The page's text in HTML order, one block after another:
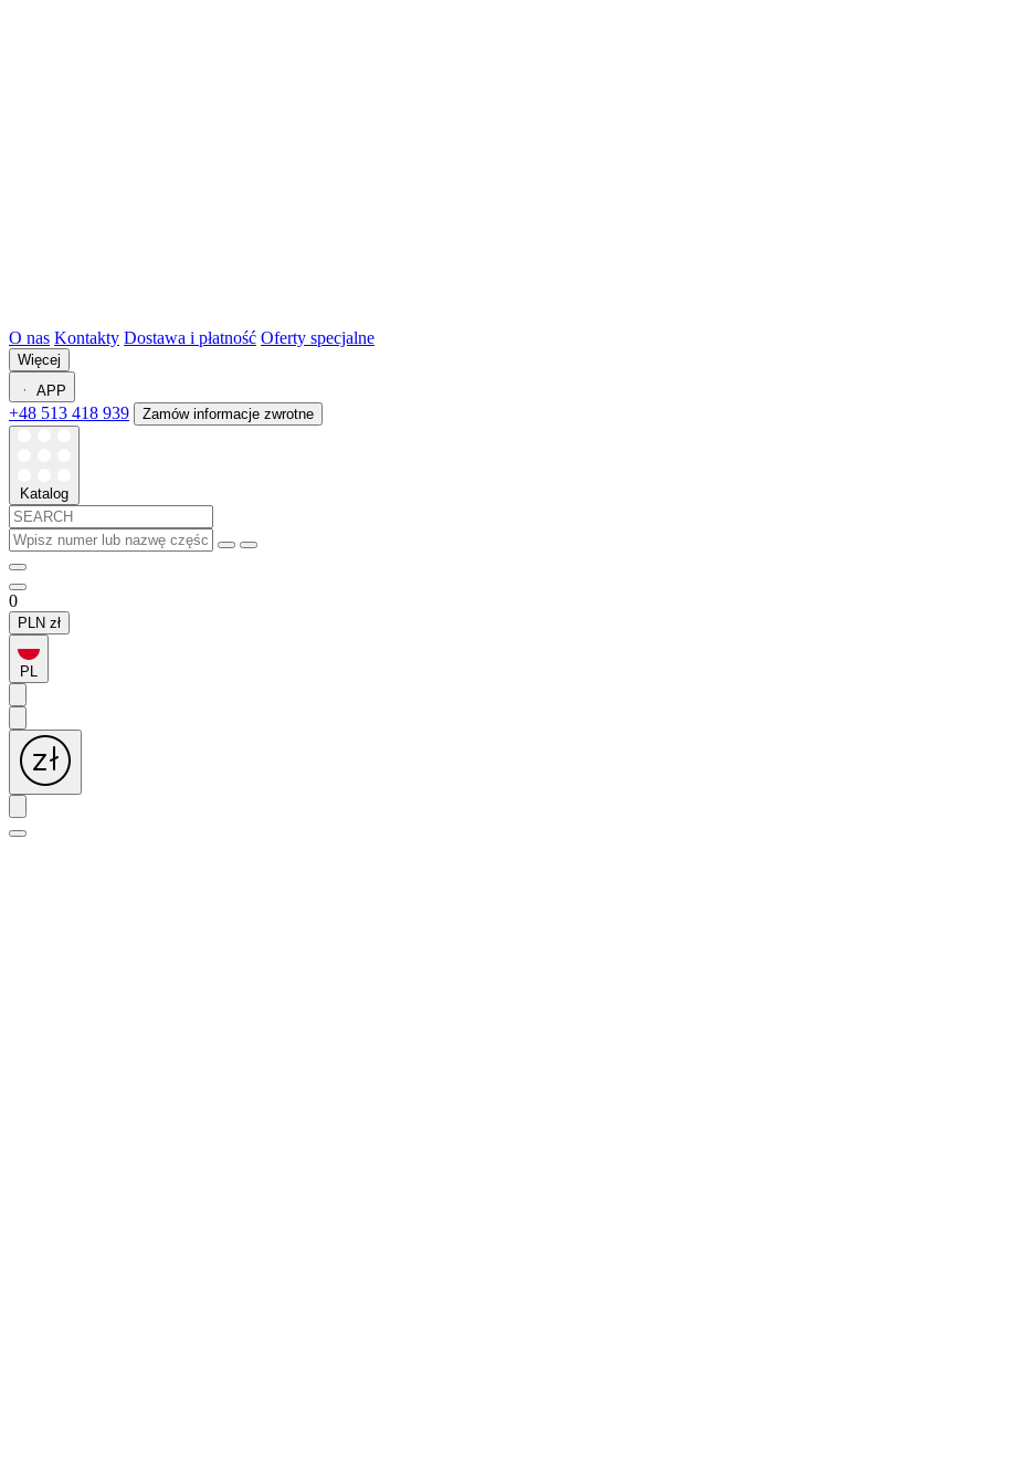
O nas Kontakty Dostawa i płatność Oferty specjalne
Więcej
APP
+48 513 418 939 Zamów informacje zwrotne
Katalog
0
PLN zł
PL